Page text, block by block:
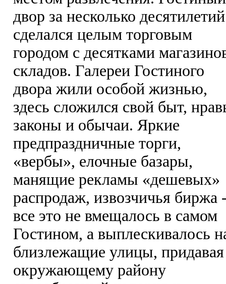
двор за несколько десятилетий
сделался целым торговым
городом с десятками
складов. Галереи Гостиного
двора жили особой жизнью,
здесь сложился свой быт,
законы и обычаи. Яркие
предпраздничные торги,
«вербы», елочные базары,
манящие рекламы «дешевых»
распродаж, извозчичья биржа
все это не вмещалось в самом
Гостином, а выплескивалось
близлежащие улицы, придавая
окружающему району